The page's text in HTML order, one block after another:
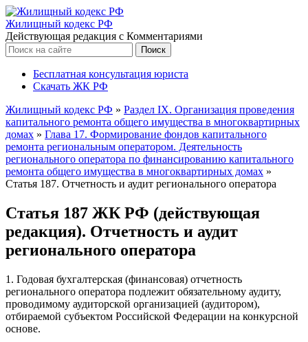
Жилищный кодекс РФ
Действующая редакция с Комментариями
Бесплатная консультация юриста
Скачать ЖК РФ
Жилищный кодекс РФ » Раздел IX. Организация проведения
капитального ремонта общего имущества в многоквартирных
домах » Глава 17. Формирование фондов капитального
ремонта региональным оператором. Деятельность
регионального оператора по финансированию капитального
ремонта общего имущества в многоквартирных домах »
Статья 187. Отчетность и аудит регионального оператора
Статья 187 ЖК РФ (действующая
редакция). Отчетность и аудит
регионального оператора
1. Годовая бухгалтерская (финансовая) отчетность
регионального оператора подлежит обязательному аудиту,
проводимому аудиторской организацией (аудитором),
отбираемой субъектом Российской Федерации на конкурсной
основе.